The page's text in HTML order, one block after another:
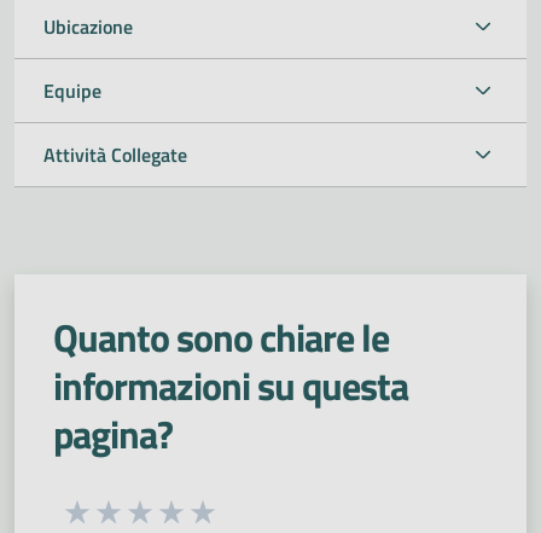
Ubicazione
Equipe
Attività Collegate
Quanto sono chiare le
informazioni su questa
pagina?
Seleziona una valutazione da 1 a 5 stelle